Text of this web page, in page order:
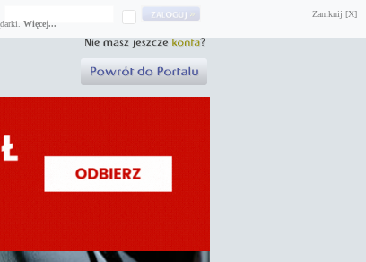
Zamknij [X]
Więcej...